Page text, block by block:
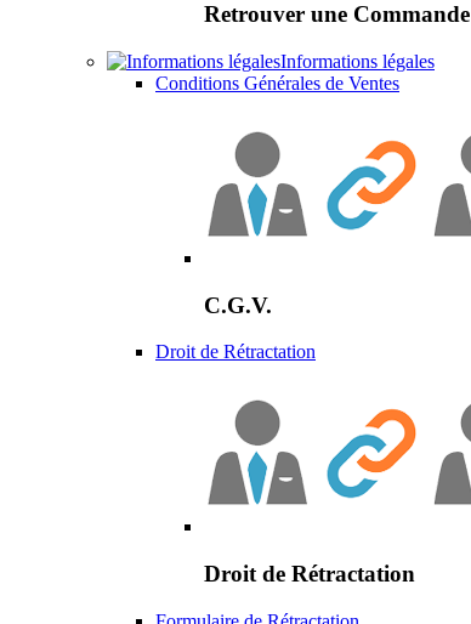
Retrouver une Commande
Informations légales
Conditions Générales de Ventes
C.G.V.
Droit de Rétractation
Droit de Rétractation